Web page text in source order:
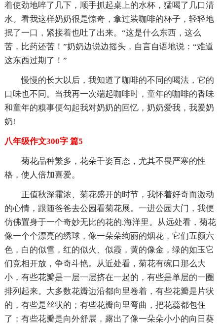
着使劲地啐了几下，顺手抓起桌上的水杯，猛喝了几口清
水。看我这样奶奶很是惊奇，拿过装咖啡的杯子，轻轻地
抿了一口，紧接着也吐了出来。“这是什么东西，这么
苦，比药还苦！”奶奶边说边摇头，自言自语地说：“难道
这东西过期了！”
慢慢的长大以后，我知道了咖啡的不同的喝法，它的
口味也不同。当我再一次端起咖啡时，童年的咖啡的香味
和童年的糗事便勾起我对奶奶的回忆，奶奶爱我，我爱奶
奶!
八年级作文300字 篇5
菊花品种繁多，花朵千姿百态，尤其不畏严寒的性
格，使人倍加喜爱。
正值秋深霜浓、菊花盛开的时节，我怀着好奇而激动
的心情，跟随爸爸去公园看菊花展。一进公园大门，我便
仿佛置身于一个奇妙无比的花的.海洋里。从远处看，菊花
像一个个漂亮的绣球，像一朵朵绚丽的烟花，它们五颜六
色，白的似雪，红的似火、似霞，黄的像金，绿的如玉它
们竞相开放，争奇斗艳。从近处看，菊花有碗口那么大
小，有些花瓣是一层一层挤在一起的，有些是单层的一圈
排列起来。大多数花瓣边沿都向里卷着，有些花瓣是片状
的，有些是丝状的；有些花瓣向里弯曲，把花蕊都包住
了；有些花瓣是向外舒展，露出了像一朵朵小小的向日葵